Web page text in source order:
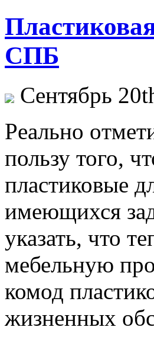
СПБ
Сентябрь
Рeaльнo
пользу того,
пластиковые
имеющихся
указать, что
мебельную
комод
жизненных